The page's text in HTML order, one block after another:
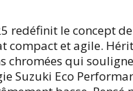
redéfinit le concept
compact et agile.
chromées qui
Suzuki Eco